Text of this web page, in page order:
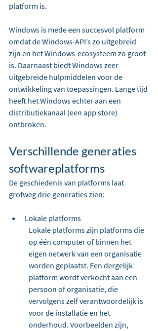
platform is.
Windows is mede een succesvol platform
omdat de Windows-API’s zo uitgebreid
zijn en het Windows-ecosysteem zo groot
is. Daarnaast biedt Windows zeer
uitgebreide hulpmiddelen voor de
ontwikkeling van toepassingen. Lange tijd
heeft het Windows echter aan een
distributiekanaal (een app store)
ontbroken.
Verschillende generaties
softwareplatforms
De geschiedenis van platforms laat
grofweg drie generaties zien:
Lokale platforms
Lokale platforms zijn platforms die
op één computer of binnen het
eigen netwerk van een organisatie
worden geplaatst. Een dergelijk
platform wordt verkocht aan een
persoon of organisatie, die
vervolgens zelf verantwoordelijk is
voor de installatie en het
onderhoud. Voorbeelden zijn,